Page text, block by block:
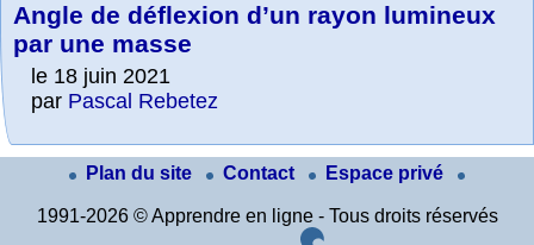
Angle de déflexion d’un rayon lumineux
par une masse
le 18 juin 2021
par Pascal Rebetez
Plan du site Contact Espace privé
1991-2026 © Apprendre en ligne - Tous droits réservés